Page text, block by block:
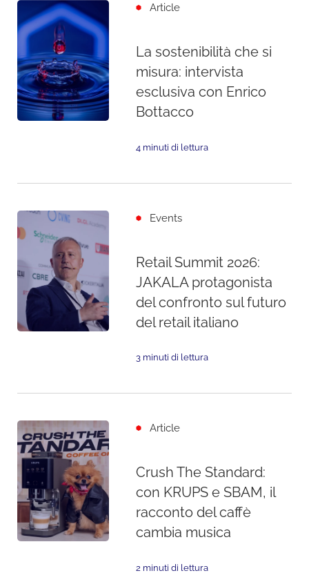
Article
La sostenibilità che si
misura: intervista
esclusiva con Enrico
Bottacco
4 minuti di lettura
Events
Retail Summit 2026:
JAKALA protagonista
del confronto sul futuro
del retail italiano
3 minuti di lettura
Article
Crush The Standard:
con KRUPS e SBAM, il
racconto del caffè
cambia musica
2 minuti di lettura